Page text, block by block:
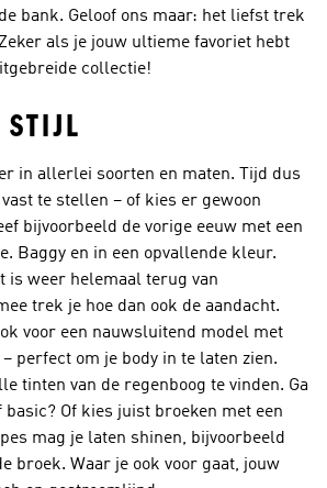
bank. Geloof ons maar: het liefst trek
als je jouw ultieme favoriet hebt
collectie!
STIJL
in allerlei soorten en maten. Tijd dus
te stellen – of kies er gewoon
bijvoorbeeld de vorige eeuw met een
Baggy en in een opvallende kleur.
is weer helemaal terug van
trek je hoe dan ook de aandacht.
voor een nauwsluitend model met
perfect om je body in te laten zien.
tinten van de regenboog te vinden. Ga
basic? Of kies juist broeken met een
mag je laten shinen, bijvoorbeeld
broek. Waar je ook voor gaat, jouw